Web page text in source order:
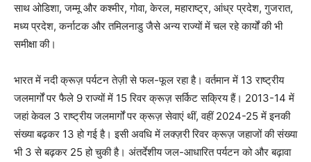
साथ ओडिशा, जम्मू और कश्मीर, गोवा, केरल, महाराष्ट्र, आंध्र प्रदेश, गुजरात,
मध्य प्रदेश, कर्नाटक और तमिलनाडु जैसे अन्य राज्यों में चल रहे कार्यों की भी
समीक्षा की।
भारत में नदी क्रूज़ पर्यटन तेज़ी से फल-फूल रहा है। वर्तमान में 13 राष्ट्रीय
जलमार्गों पर फैले 9 राज्यों में 15 रिवर क्रूज़ सर्किट सक्रिय हैं। 2013-14 में
जहां केवल 3 राष्ट्रीय जलमार्गों पर क्रूज़ सेवाएं थीं, वहीं 2024-25 में इनकी
संख्या बढ़कर 13 हो गई है। इसी अवधि में लक्ज़री रिवर क्रूज़ जहाजों की संख्या
भी 3 से बढ़कर 25 हो चुकी है। अंतर्देशीय जल-आधारित पर्यटन को और बढ़ावा